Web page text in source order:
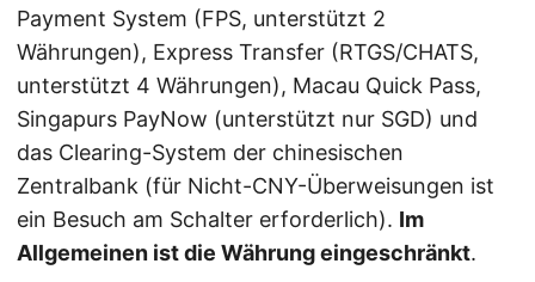
Payment System (FPS, unterstützt 2
Währungen), Express Transfer (RTGS/CHATS,
unterstützt 4 Währungen), Macau Quick Pass,
Singapurs PayNow (unterstützt nur SGD) und
das Clearing-System der chinesischen
Zentralbank (für Nicht-CNY-Überweisungen ist
ein Besuch am Schalter erforderlich). Im
Allgemeinen ist die Währung eingeschränkt.